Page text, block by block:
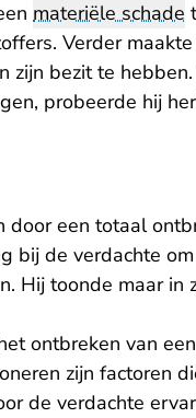
materiële schade
Verder
zijn bezit te
probeerde hij
door een totaal
bij de verdachte
Hij toonde maar in
ontbreken van een
zijn factoren
de verdachte